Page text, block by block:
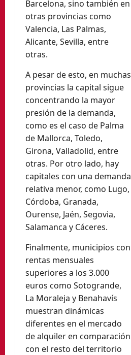
Barcelona, sino también en
otras provincias como
Valencia, Las Palmas,
Alicante, Sevilla, entre
otras.
A pesar de esto, en muchas
provincias la capital sigue
concentrando la mayor
presión de la demanda,
como es el caso de Palma
de Mallorca, Toledo,
Girona, Valladolid, entre
otras. Por otro lado, hay
capitales con una demanda
relativa menor, como Lugo,
Córdoba, Granada,
Ourense, Jaén, Segovia,
Salamanca y Cáceres.
Finalmente, municipios con
rentas mensuales
superiores a los 3.000
euros como Sotogrande,
La Moraleja y Benahavís
muestran dinámicas
diferentes en el mercado
de alquiler en comparación
con el resto del territorio